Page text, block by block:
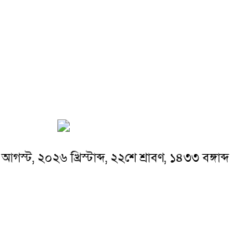
২০২৬ খ্রিস্টাব্দ, ২২শে শ্রাবণ, ১৪৩৩ বঙ্গাব্দ